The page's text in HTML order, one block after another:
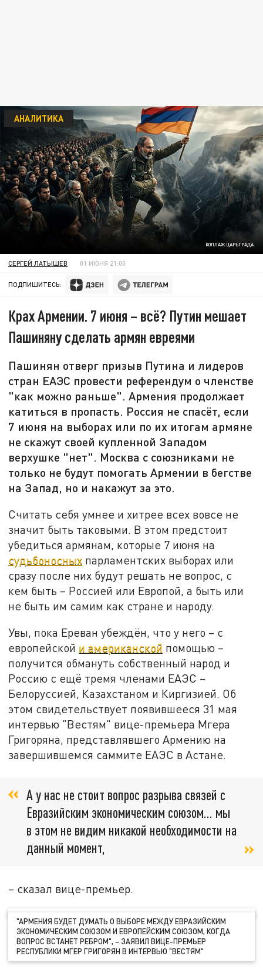
КОЛЛАЖ ЦАРЬГРАДА.
АНАЛИТИКА
СЕРГЕЙ ЛАТЫШЕВ 01 ИЮНЯ 21:00
ПОДПИШИТЕСЬ:
Крах Армении. 7 июня – всё? Путин мешает
Пашиняну сделать армян евреями
Пашинян отверг призыв Путина и лидеров
стран ЕАЭС провести референдум о членстве
"как можно раньше". Армения продолжает
катиться в пропасть. Россия не спасёт, если
7 июня на выборах или по их итогам армяне
не скажут своей купленной Западом
верхушке "нет". Москва с союзниками не
только не будут помогать Армении в бегстве
на Запад, но и накажут за это.
Считать себя умнее и хитрее всех вовсе не
значит быть таковыми. В этом предстоит
убедиться армянам, которые 7 июня на
судьбоносных парламентских выборах или
сразу после них будут решать не вопрос, с
кем быть – Россией или Европой, а быть или
не быть им самим как стране и народу.
Увы, пока Ереван убеждён, что у него – с
европейской и американской помощью –
получится обмануть собственный народ и
Россию с ещё тремя членами ЕАЭС –
Белоруссией, Казахстаном и Киргизией. Об
этом свидетельствует появившееся 31 мая
интервью "Вестям" вице-премьера Мгера
Григоряна, представлявшего Армению на
завершившемся саммите ЕАЭС в Астане.
А у нас не стоит вопрос разрыва связей с
Евразийским экономическим союзом… мы
в этом не видим никакой необходимости на
данный момент,
– сказал вице-премьер.
"АРМЕНИЯ БУДЕТ ДУМАТЬ О ВЫБОРЕ МЕЖДУ ЕВРАЗИЙСКИМ
ЭКОНОМИЧЕСКИМ СОЮЗОМ И ЕВРОПЕЙСКИМ СОЮЗОМ, КОГДА
ВОПРОС ВСТАНЕТ РЕБРОМ", – ЗАЯВИЛ ВИЦЕ-ПРЕМЬЕР
РЕСПУБЛИКИ МГЕР ГРИГОРЯН В ИНТЕРВЬЮ "ВЕСТЯМ"